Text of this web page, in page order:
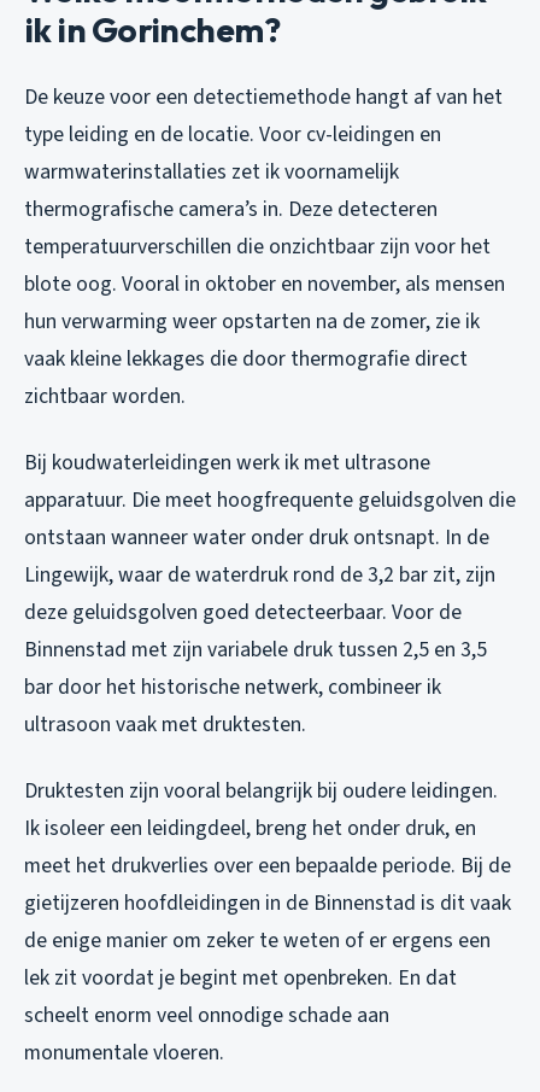
ik in Gorinchem?
De keuze voor een detectiemethode hangt af van het
type leiding en de locatie. Voor cv-leidingen en
warmwaterinstallaties zet ik voornamelijk
thermografische camera’s in. Deze detecteren
temperatuurverschillen die onzichtbaar zijn voor het
blote oog. Vooral in oktober en november, als mensen
hun verwarming weer opstarten na de zomer, zie ik
vaak kleine lekkages die door thermografie direct
zichtbaar worden.
Bij koudwaterleidingen werk ik met ultrasone
apparatuur. Die meet hoogfrequente geluidsgolven die
ontstaan wanneer water onder druk ontsnapt. In de
Lingewijk, waar de waterdruk rond de 3,2 bar zit, zijn
deze geluidsgolven goed detecteerbaar. Voor de
Binnenstad met zijn variabele druk tussen 2,5 en 3,5
bar door het historische netwerk, combineer ik
ultrasoon vaak met druktesten.
Druktesten zijn vooral belangrijk bij oudere leidingen.
Ik isoleer een leidingdeel, breng het onder druk, en
meet het drukverlies over een bepaalde periode. Bij de
gietijzeren hoofdleidingen in de Binnenstad is dit vaak
de enige manier om zeker te weten of er ergens een
lek zit voordat je begint met openbreken. En dat
scheelt enorm veel onnodige schade aan
monumentale vloeren.